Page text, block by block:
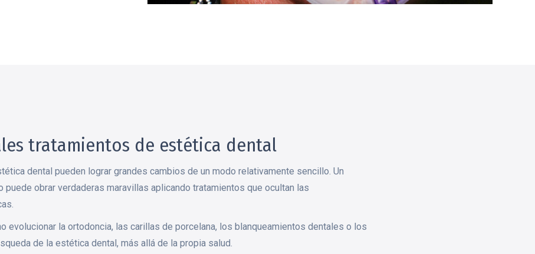
tratamientos de estética dental
dental pueden lograr grandes cambios de un modo relativamente sencillo. Un
puede obrar verdaderas maravillas aplicando tratamientos que ocultan las
evolucionar la ortodoncia, las carillas de porcelana, los blanqueamientos dentales o los
de la estética dental, más allá de la propia salud.